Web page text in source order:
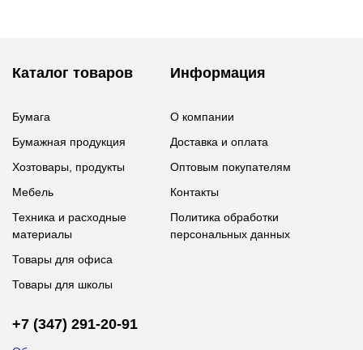
Каталог товаров
Бумага
Бумажная продукция
Хозтовары, продукты
Мебель
Техника и расходные
материалы
Товары для офиса
Товары для школы
Информация
О компании
Доставка и оплата
Оптовым покупателям
Контакты
Политика обработки
персональных данных
+7 (347) 291-20-91